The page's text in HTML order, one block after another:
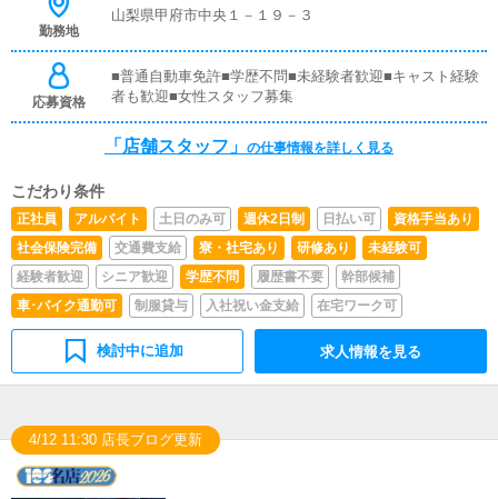
など、売上UPに繋がる施策の提案を行っていただきま
の方が稼げるようにインターネットを使ったPR（写メ日
記）などの使い方などのアドバイスを行っていただきま
す。■PC更新業務ヘブンネットなど、ポータルサイト等の
はボタンを押すだけや、ブログの更新時に簡単に文字が入
お過ごしいただくため、店内の清掃や備品の管理・補充を
行っていただきます。
勤務地
山梨県甲府市中央１－１９－３
応募資格
■普通自動車免許■学歴不問■未経験者歓迎■キャスト経験
者も歓迎■女性スタッフ募集
「店舗スタッフ」 の仕事情報を詳しく見る
こだわり条件
正社員 アルバイト 土日のみ可 週休2日制 日払い可
資格手当あり
社会保険完備
交通費支給 寮・社宅あり 研修あり
未経験可
経験者歓迎
シニア歓迎 学歴不問 履歴書不要
幹部候補
車･バイク通勤可
制服貸与 入社祝い金支給 在宅ワーク可
検討中に追加 求人情報を見る
4/12 11:30 店長ブログ更新